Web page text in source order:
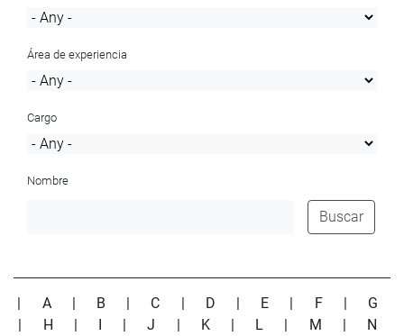
Área de experiencia
Cargo
Nombre
Buscar
| A | B | C | D | E | F | G
| H | I |J | K | L | M | N